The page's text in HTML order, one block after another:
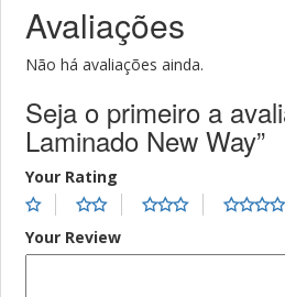
Avaliações
Não há avaliações ainda.
Seja o primeiro a
Laminado New Way”
Your Rating
Your Review